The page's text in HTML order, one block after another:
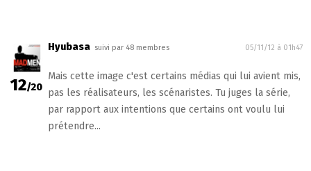
12/20
Hyubasa suivi par 48 membres 05/11/12 à 01h47
Mais cette image c'est certains médias qui lui avient mis,
pas les réalisateurs, les scénaristes. Tu juges la série,
par rapport aux intentions que certains ont voulu lui
prétendre...